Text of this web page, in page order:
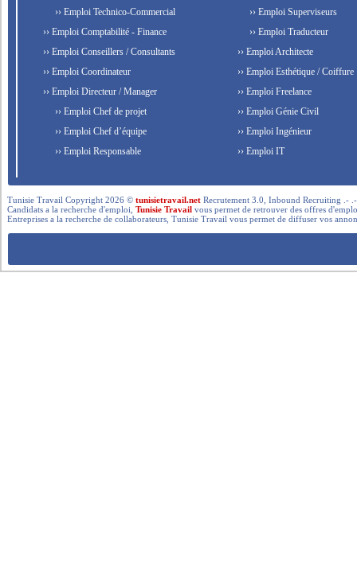
›› Emploi Technico-Commercial
›› Emploi Comptabilité - Finance
›› Emploi Conseillers / Consultants
›› Emploi Coordinateur
›› Emploi Directeur / Manager
›› Emploi Chef de projet
›› Emploi Chef d’équipe
›› Emploi Responsable
›› Emploi Superviseurs
›› Emploi Traducteur
›› Emploi Architecte
›› Emploi Esthétique / Coiffure
›› Emploi Freelance
›› Emploi Génie Civil
›› Emploi Ingénieur
›› Emploi IT
Tunisie Travail Copyright 2026 ©tunisietravail.net Recrutement 3.0, Inbound Recruiting .-
Candidats a la recherche d'emploi,Tunisie Travail vous permet de retrouver des offres
Entreprises a la recherche de collaborateurs, Tunisie Travail vous permet de diffuser vos